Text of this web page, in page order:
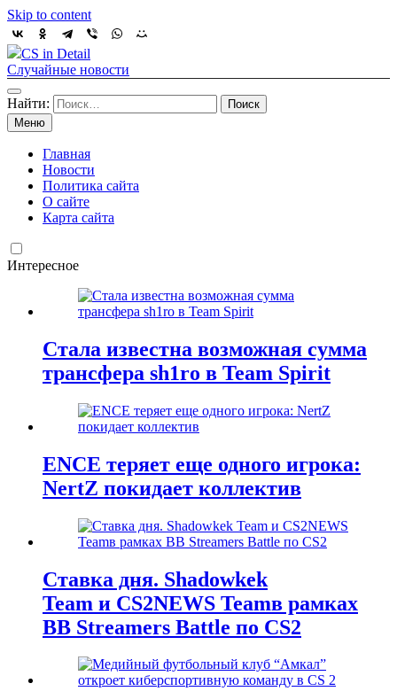
Skip to content
CS in Detail
Случайные новости
Найти:
Меню
Главная
Новости
Политика сайта
О сайте
Карта сайта
Интересное
Стала известна возможная сумма
трансфера sh1ro в Team Spirit
ENCE теряет еще одного игрока:
NertZ покидает коллектив
Ставка дня. Shadowkek
Team и CS2NEWS Teamв рамках
BB Streamers Battle по CS2